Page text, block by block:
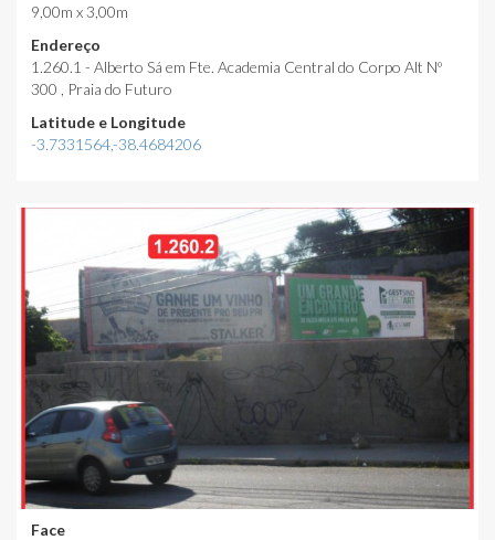
9,00m x 3,00m
Endereço
1.260.1 - Alberto Sá em Fte. Academia Central do Corpo Alt Nº
300 , Praia do Futuro
Latitude e Longitude
-3.7331564,-38.4684206
Face